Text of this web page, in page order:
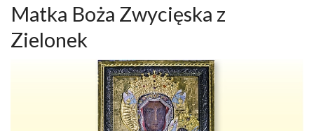
Matka Boża Zwycięska z
Zielonek